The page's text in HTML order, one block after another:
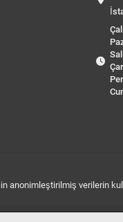
anonimleştirilmiş verilerin